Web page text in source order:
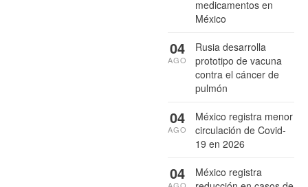
medicamentos en
México
Rusia desarrolla
prototipo de vacuna
contra el cáncer de
pulmón
04
AGO
México registra menor
circulación de Covid-
19 en 2026
04
AGO
México registra
04